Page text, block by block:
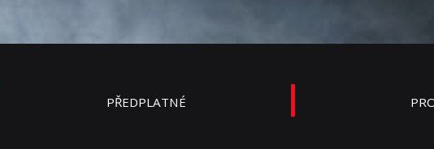
PŘEDPLATNÉ